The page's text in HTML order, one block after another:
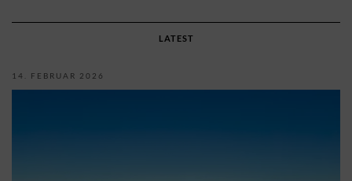
LATEST
14. FEBRUAR 2026